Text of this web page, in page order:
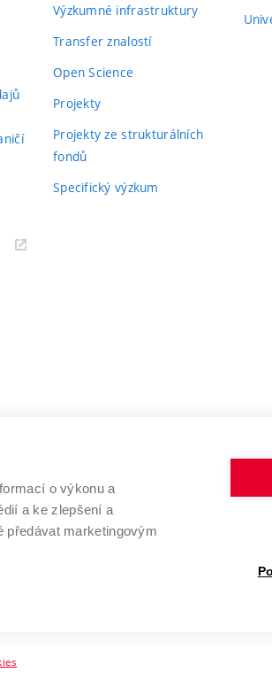
Výzkumné infrastruktury
Transfer znalostí
Open Science
Projekty
Projekty ze strukturálních
fondů
Specifický výzkum
V BRNĚ
o výkonu a
a ke zlepšení a
předávat marketingovým